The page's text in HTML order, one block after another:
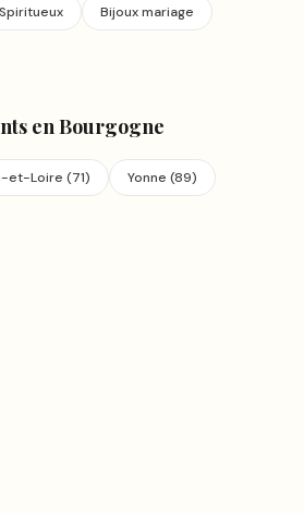
Bijoux mariage
enBourgogne
et-Loire (71) Yonne (89)